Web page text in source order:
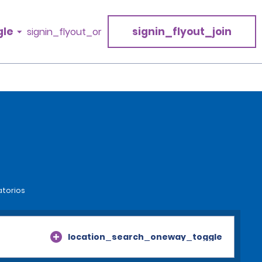
signin_flyout_or signin_flyout_join
location_search_oneway_toggle